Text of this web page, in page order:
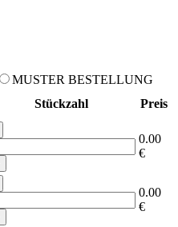
MUSTER BESTELLUNG
Stückzahl Preis
0.00
€
0.00
€